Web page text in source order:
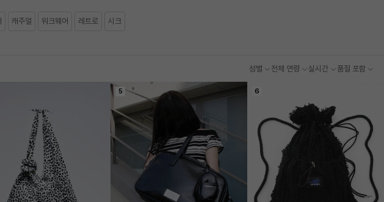
캐주얼 워크웨어 레트로 시크
성별 전체 연령 실시간 품절 포함
5 6